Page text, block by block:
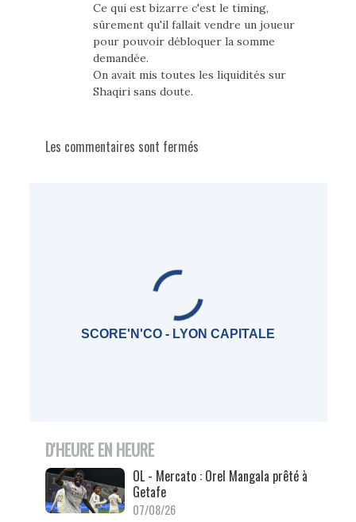
Ce qui est bizarre c'est le timing,
sûrement qu'il fallait vendre un joueur
pour pouvoir débloquer la somme
demandée.
On avait mis toutes les liquidités sur
Shaqiri sans doute.
Les commentaires sont fermés
SCORE'N'CO - LYON CAPITALE
D'HEURE EN HEURE
OL - Mercato : Orel Mangala prêté à
Getafe
07/08/26